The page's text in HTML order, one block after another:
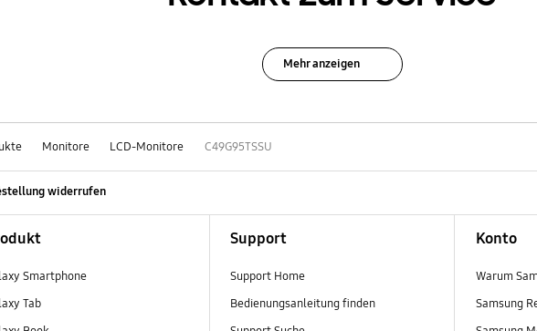
Mehr anzeigen
Monitore LCD-Monitore C49G95TSSU
widerrufen
Smartphone
Tab
Support
Support Home
Bedienungsanleitung finden
Konto
Warum
Samsung